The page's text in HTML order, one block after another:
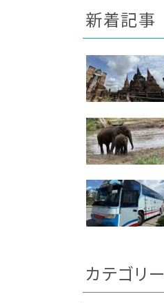
新着記事
カテゴリー